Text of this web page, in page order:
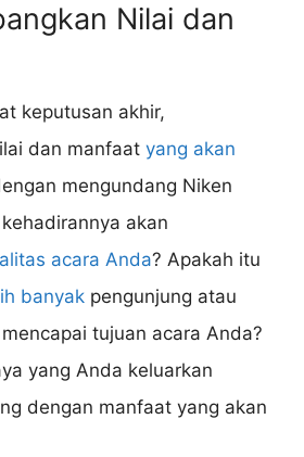
Nilai dan
keputusan akhir,
dan manfaat yang akan
mengundang Niken
akan
acara Anda? Apakah itu
banyak pengunjung atau
tujuan acara Anda?
yang Anda keluarkan
dengan manfaat yang akan